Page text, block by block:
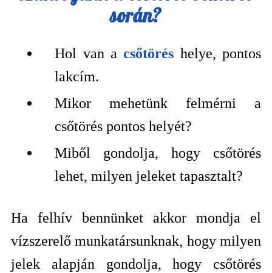
során?
Hol van acsőtörés helye, pontos
lakcím.
Mikor mehetünk felmérni a
csőtörés pontos helyét?
Miből gondolja, hogy csőtörés
lehet, milyen jeleket tapasztalt?
Ha felhív bennünket akkor mondja el
vízszerelő munkatársunknak, hogy milyen
jelek alapján gondolja, hogy csőtörés